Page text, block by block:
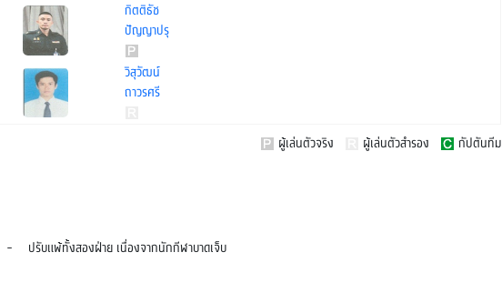
กิตติธัช
ปัญญาปรุ
วิสุวัฒน์
ถาวรศรี
ผู้เล่นตัวจริง ผู้เล่นตัวสำรอง กัปตันทีม
-
ปรับแพ้ทั้งสองฝ่าย เนื่องจากนักกีฬาบาดเจ็บ